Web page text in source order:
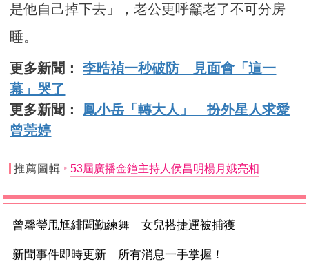
是他自己掉下去」，老公更呼籲老了不可分房
睡。
更多新聞：李晧禎一秒破防 見面會「這一
幕」哭了
更多新聞： 鳳小岳「轉大人」 扮外星人求愛
曾莞婷
推薦圖輯 53屆廣播金鐘主持人侯昌明楊月娥亮相
曾馨瑩甩尪緋聞勤練舞 女兒搭捷運被捕獲
新聞事件即時更新 所有消息一手掌握！